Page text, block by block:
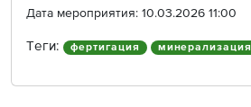
Дата мероприятия: 10.03.2026 11:00
Теги: фертигация минерализация